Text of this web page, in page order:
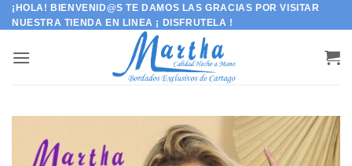
Saltar
al
¡HOLA! BIENVENID@S TE DAMOS LAS GRACIAS POR VISITAR
NUESTRA TIENDA EN LINEA ¡ DISFRUTELA !